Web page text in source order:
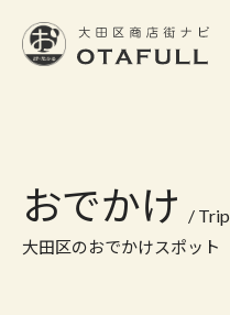
おでかけ / Trip
大田区のおでかけスポット